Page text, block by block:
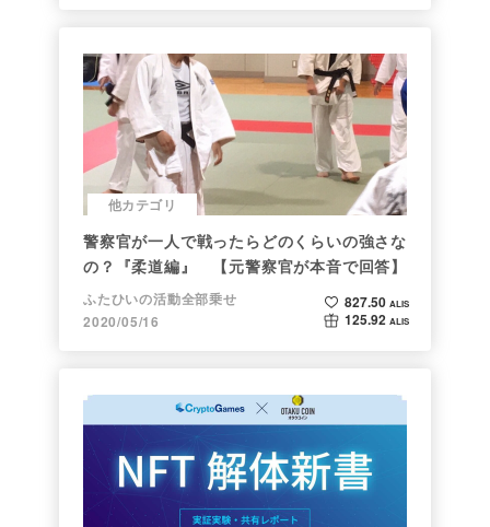
他カテゴリ
警察官が一人で戦ったらどのくらいの強さな
の？『柔道編』 【元警察官が本音で回答】
ふたひいの活動全部乗せ
2020/05/16
827.50 ALIS
125.92 ALIS